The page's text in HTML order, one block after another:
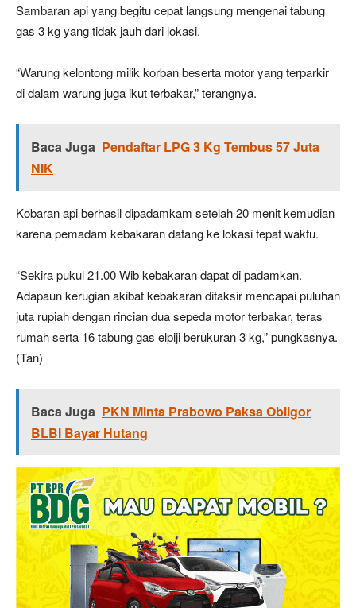
Sambaran api yang begitu cepat langsung mengenai tabung
gas 3 kg yang tidak jauh dari lokasi.
“Warung kelontong milik korban beserta motor yang terparkir
di dalam warung juga ikut terbakar,” terangnya.
Baca Juga Pendaftar LPG 3 Kg Tembus 57 Juta
NIK
Kobaran api berhasil dipadamkam setelah 20 menit kemudian
karena pemadam kebakaran datang ke lokasi tepat waktu.
“Sekira pukul 21.00 Wib kebakaran dapat di padamkan.
Adapaun kerugian akibat kebakaran ditaksir mencapai puluhan
juta rupiah dengan rincian dua sepeda motor terbakar, teras
rumah serta 16 tabung gas elpiji berukuran 3 kg,” pungkasnya.
(Tan)
Baca Juga PKN Minta Prabowo Paksa Obligor
BLBI Bayar Hutang